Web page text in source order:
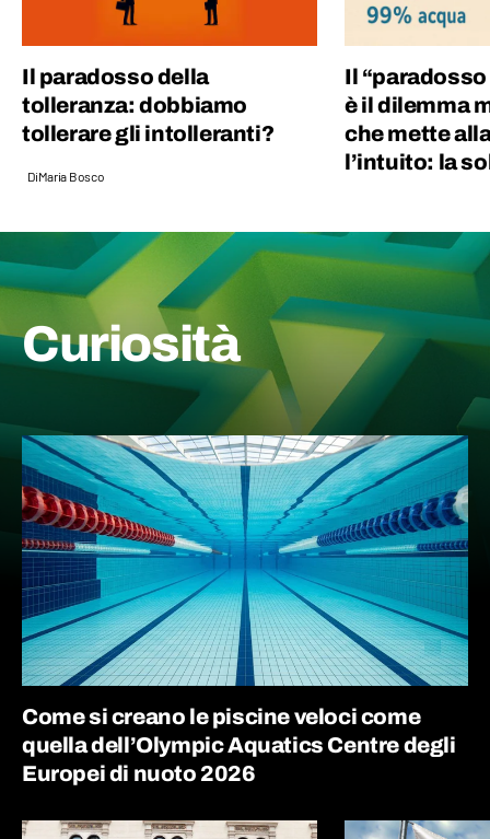
Il paradosso della
tolleranza: dobbiamo
tollerare gli intolleranti?
DiMaria Bosco
Il
è il dilemma
che mette
l’intuito: la
Curiosità
Come si creano le piscine veloci come
quella dell’Olympic Aquatics Centre degli
Europei di nuoto 2026